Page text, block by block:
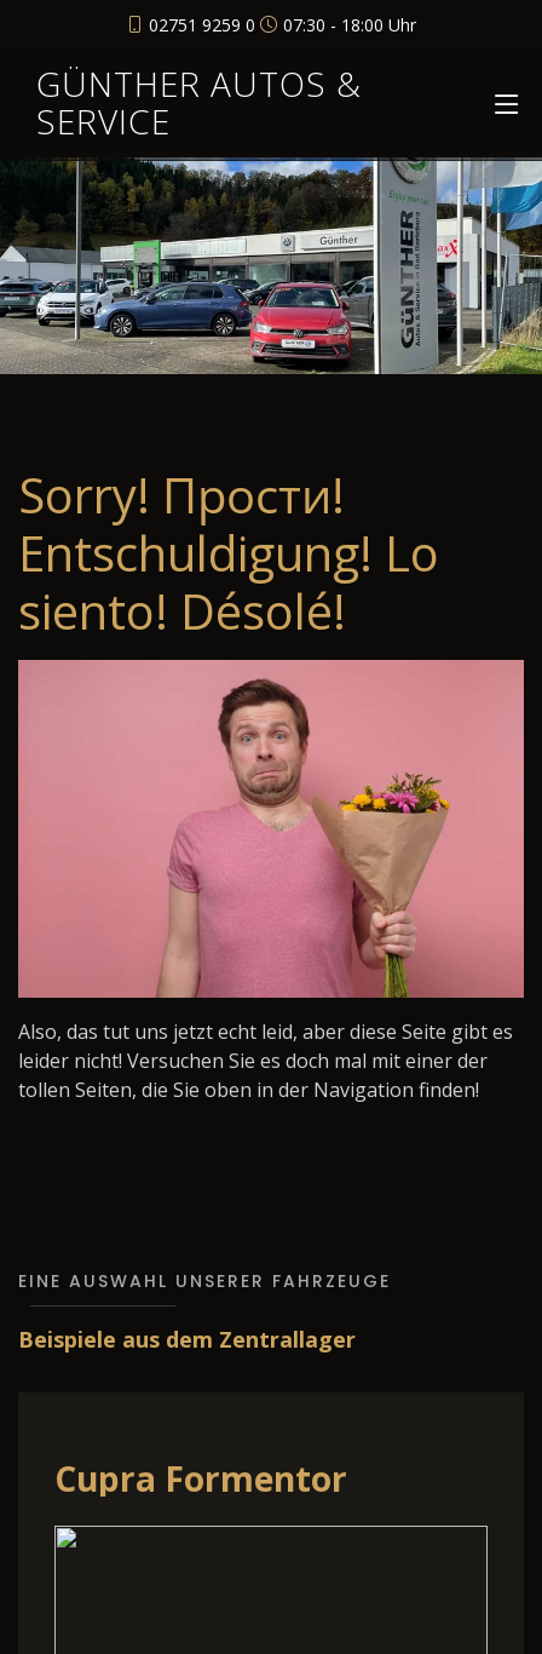
02751 9259 0 07:30 - 18:00 Uhr
GÜNTHER AUTOS &
SERVICE
Sorry! Прости!
Entschuldigung! Lo
siento! Désolé!
Also, das tut uns jetzt echt leid, aber diese Seite gibt es
leider nicht! Versuchen Sie es doch mal mit einer der
tollen Seiten, die Sie oben in der Navigation finden!
EINE AUSWAHL UNSERER FAHRZEUGE
Beispiele aus dem Zentrallager
Cupra Formentor